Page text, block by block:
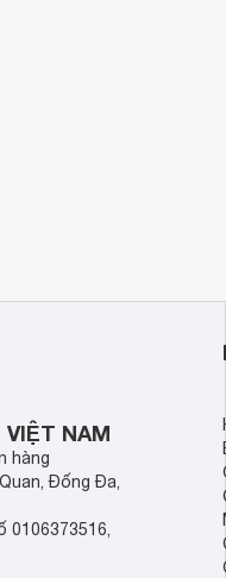
VIỆT NAM
hàng
Đống Đa,
0106373516,